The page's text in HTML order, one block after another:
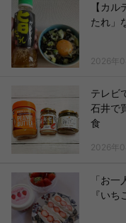
【カ
たれ」
2026年
テレビ
石井で
食
2026年
「お
『い